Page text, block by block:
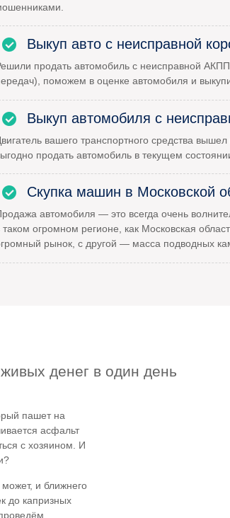
Выкуп авто с неисправной
продать автомобиль с неисправной
поможем в оценке автомобиля и
Выкуп автомобиля с
вашего транспортного средства
продать автомобиль в текущем
Скупка машин в Московской
автомобиля — это всегда очень
таком огромном регионе, как Московская
рынок, с другой — масса подводных
денег в один день
пашет на
асфальт
с хозяином. И
и ближнего
до капризных